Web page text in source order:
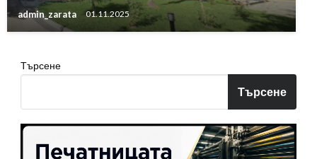
admin_zarata 01.11.2025
Търсене
Търсене